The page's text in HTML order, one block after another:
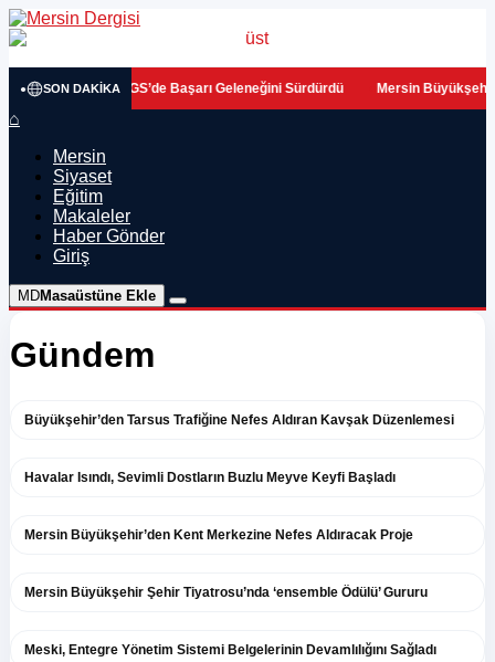
SON DAKIKA
Merkezleri LGS’de Başarı Geleneğini Sürdürdü Mersin
⌂
Mersin
Siyaset
Eğitim
Makaleler
Haber Gönder
Giriş
MDMasaüstüne Ekle
Gündem
Büyükşehir’den Tarsus Trafiğine Nefes Aldıran Kavşak Düzenlemesi
Havalar Isındı, Sevimli Dostların Buzlu Meyve Keyfi Başladı
Mersin Büyükşehir’den Kent Merkezine Nefes Aldıracak Proje
Mersin Büyükşehir Şehir Tiyatrosu’nda ‘ensemble Ödülü’ Gururu
Meski, Entegre Yönetim Sistemi Belgelerinin Devamlılığını Sağladı